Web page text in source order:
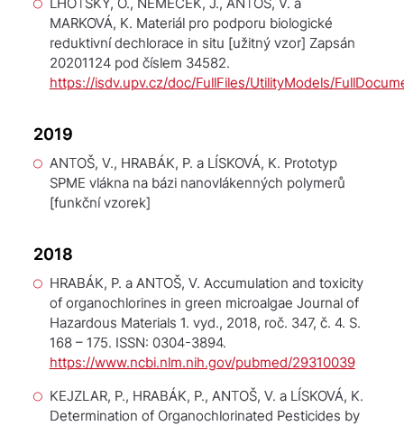
LHOTSKÝ, O., NĚMEČEK, J., ANTOŠ, V. a
MARKOVÁ, K. Materiál pro podporu biologické
reduktivní dechlorace in situ [užitný vzor] Zapsán
20201124 pod číslem 34582.
https://isdv.upv.cz/doc/FullFiles/UtilityModels/
2019
ANTOŠ, V., HRABÁK, P. a LÍSKOVÁ, K. Prototyp
SPME vlákna na bázi nanovlákenných polymerů
[funkční vzorek]
2018
HRABÁK, P. a ANTOŠ, V. Accumulation and toxicity
of organochlorines in green microalgae Journal of
Hazardous Materials 1. vyd., 2018, roč. 347, č. 4. S.
168 – 175. ISSN: 0304-3894.
https://www.ncbi.nlm.nih.gov/pubmed/29310039
KEJZLAR, P., HRABÁK, P., ANTOŠ, V. a LÍSKOVÁ, K.
Determination of Organochlorinated Pesticides by